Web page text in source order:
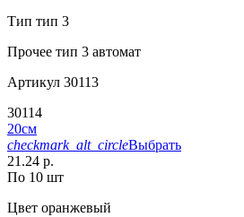
Тип тип 3
Прочее тип 3 автомат
Артикул 30113
30114
20см
checkmark_alt_circleВыбрать
21.24 р.
По 10 шт
Цвет оранжевый